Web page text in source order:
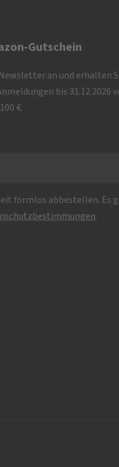
Gutschein
an und erhalten
bis 31.12.2026
€.
formlos abbestellen. Es
.